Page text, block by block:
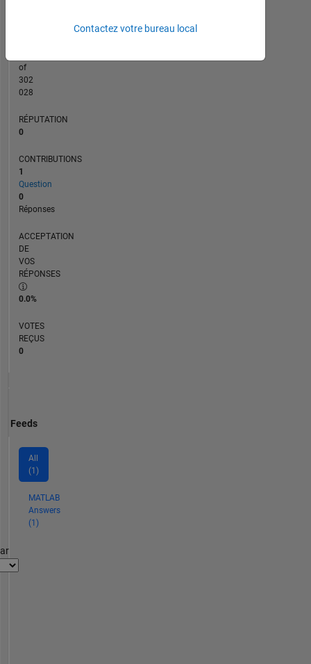
of
302
028
RÉPUTATION
0
CONTRIBUTIONS
1
Question
0
Réponses
ACCEPTATION
DE
VOS
RÉPONSES
0.0%
VOTES
REÇUS
0
Feeds
All
(1)
MATLAB
Answers
(1)
Contactez votre bureau local